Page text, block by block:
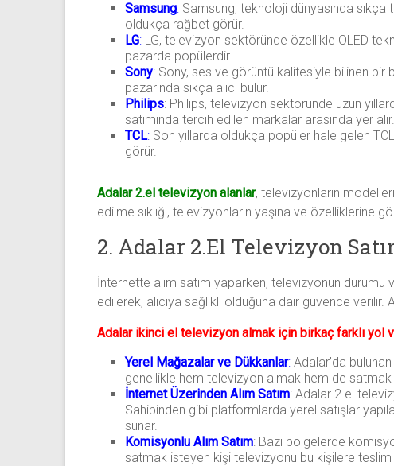
Samsung: Samsung, teknoloji dünyasında
oldukça rağbet görür.
LG: LG, televizyon sektöründe özellikle OLED
pazarda popülerdir.
Sony: Sony, ses ve görüntü kalitesiyle bilinen bir
pazarında sıkça alıcı bulur.
Philips: Philips, televizyon sektöründe uzun
satımında tercih edilen markalar arasında yer alır.
TCL: Son yıllarda oldukça popüler hale gelen
görür.
Adalar 2.el televizyon alanlar, televizyonların
edilme sıklığı, televizyonların yaşına ve
2. Adalar 2.El Televizyon
İnternette alım satım yaparken, televizyonun
edilerek, alıcıya sağlıklı olduğuna dair güvence
Adalar ikinci el televizyon almak için birkaç farklı yol
Yerel Mağazalar ve Dükkanlar: Adalar’da
genellikle hem televizyon almak hem de
İnternet Üzerinden Alım Satım: Adalar 2.el
Sahibinden gibi platformlarda yerel satışlar
sunar.
Komisyonlu Alım Satım: Bazı bölgelerde
satmak isteyen kişi televizyonu bu kişilere teslim